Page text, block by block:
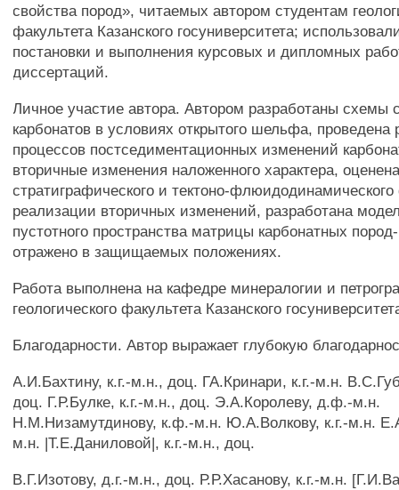
свойства пород», читаемых автором студентам
факультета Казанского госуниверситета;
постановки и выполнения курсовых и дипломных
диссертаций.
Личное участие автора. Автором разработаны схемы
карбонатов в условиях открытого шельфа, проведена
процессов постседиментационных изменений
вторичные изменения наложенного характера,
стратиграфического и тектоно-
реализации вторичных изменений, разработана
пустотного пространства матрицы карбонатных
отражено в защищаемых положениях.
Работа выполнена на кафедре минералогии и
геологического факультета Казанского
Благодарности. Автор выражает глубокую
A.И.Бахтину, к.г.-м.н., доц. ГА.Кринари, к.г.-м.н.
доц. Г.Р.Булке, к.г.-м.н., доц. Э.А.Королеву, д.ф.-м.н.
Н.М.Низамутдинову, к.ф.-м.н. Ю.А.Волкову, к.г.-м.н.
м.н. |Т.Е.Даниловой|, к.г.-м.н., доц.
B.Г.Изотову, д.г.-м.н., доц. Р.Р.Хасанову, к.г.-м.н.